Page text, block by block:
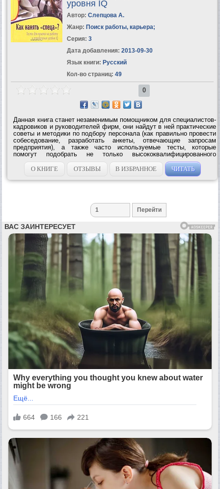
уровня IQ
Автор: Слепцова А.
Жанр: Поиск работы, карьера;
Серия: 3
Дата добавления: 2013-09-30
Язык книги: Русский
Кол-во страниц: 49
0
Данная книга станет незаменимым помощником для специалистов-
кадровиков и руководителей фирм, они найдут в ней практические
советы и методики по подбору персонала (как правильно провести
собеседование, разработать анкеты, отвечающие запросам
предприятия), а также часто используемые тесты, которые
помогут подобрать не только высококвалифицированного
специалиста, но и гармонично «вписывающегося в коллектив»
человека. Перед вами...
О КНИГЕ ОТЗЫВЫ В ИЗБРАННОЕ ЧИТАТЬ